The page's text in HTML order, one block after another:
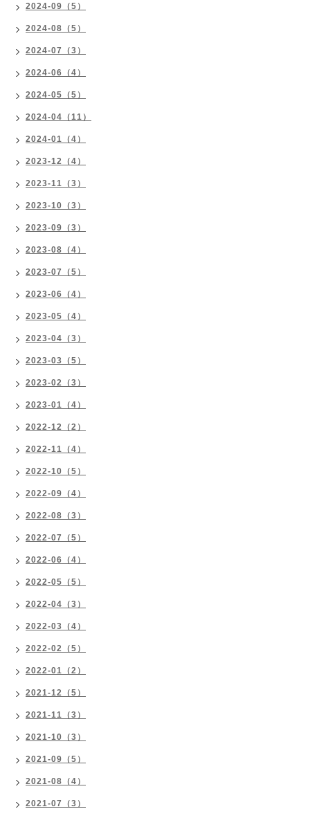
2024-09（5）
2024-08（5）
2024-07（3）
2024-06（4）
2024-05（5）
2024-04（11）
2024-01（4）
2023-12（4）
2023-11（3）
2023-10（3）
2023-09（3）
2023-08（4）
2023-07（5）
2023-06（4）
2023-05（4）
2023-04（3）
2023-03（5）
2023-02（3）
2023-01（4）
2022-12（2）
2022-11（4）
2022-10（5）
2022-09（4）
2022-08（3）
2022-07（5）
2022-06（4）
2022-05（5）
2022-04（3）
2022-03（4）
2022-02（5）
2022-01（2）
2021-12（5）
2021-11（3）
2021-10（3）
2021-09（5）
2021-08（4）
2021-07（3）